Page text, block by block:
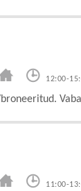
12:00-
11:00-